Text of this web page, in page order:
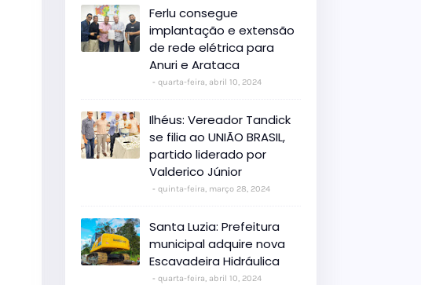
Ferlu consegue
implantação e extensão
de rede elétrica para
Anuri e Arataca
quarta-feira, abril 10, 2024
Ilhéus: Vereador Tandick
se filia ao UNIÃO BRASIL,
partido liderado por
Valderico Júnior
quinta-feira, março 28, 2024
Santa Luzia: Prefeitura
municipal adquire nova
Escavadeira Hidráulica
quarta-feira, abril 10, 2024